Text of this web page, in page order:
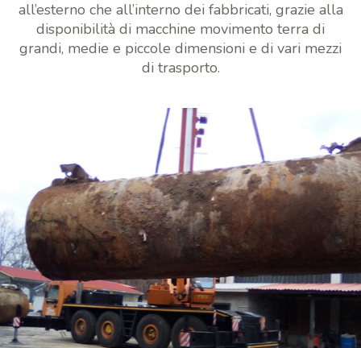
all’esterno che all’interno dei fabbricati, grazie alla
disponibilità di macchine movimento terra di
grandi, medie e piccole dimensioni e di vari mezzi
di trasporto.